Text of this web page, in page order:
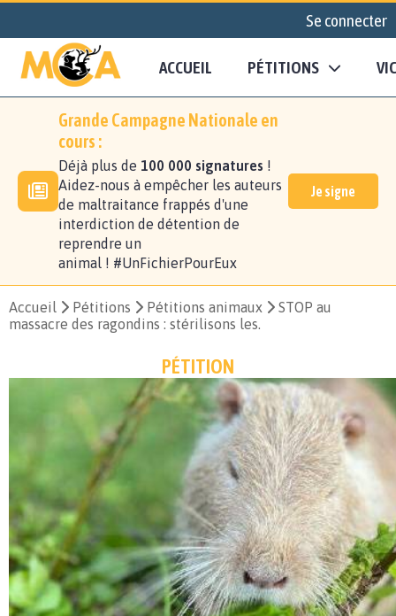
Se connecter
ACCUEIL PÉTITIONS
Grande Campagne Nationale en
cours :
Déjà plus de 100 000 signatures !
Aidez-nous à empêcher les auteurs
de maltraitance frappés d'une
interdiction de détention de
reprendre un
animal ! #UnFichierPourEux
Je signe
Accueil Pétitions Pétitions animaux
STOP au
massacre des ragondins : stérilisons les.
PÉTITION